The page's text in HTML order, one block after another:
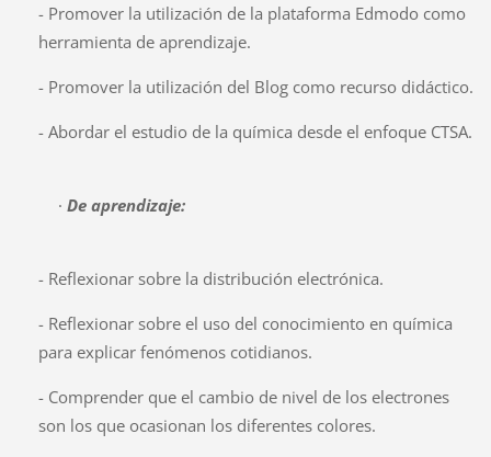
- Promover la utilización de la plataforma Edmodo como
herramienta de aprendizaje.
- Promover la utilización del Blog como recurso didáctico.
- Abordar el estudio de la química desde el enfoque CTSA.
· De aprendizaje:
- Reflexionar sobre la distribución electrónica.
- Reflexionar sobre el uso del conocimiento en química
para explicar fenómenos cotidianos.
- Comprender que el cambio de nivel de los electrones
son los que ocasionan los diferentes colores.